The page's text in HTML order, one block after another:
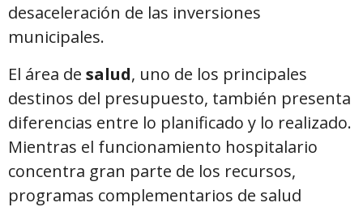
desaceleración de las inversiones
municipales.
El área de salud, uno de los principales
destinos del presupuesto, también presenta
diferencias entre lo planificado y lo realizado.
Mientras el funcionamiento hospitalario
concentra gran parte de los recursos,
programas complementarios de salud